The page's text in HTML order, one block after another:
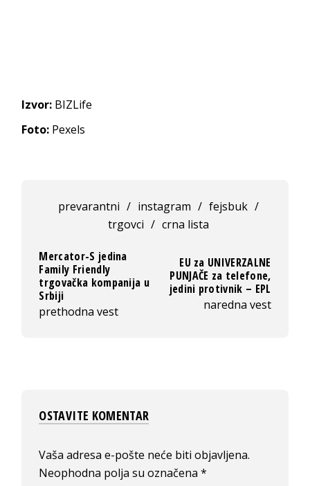
Izvor: BIZLife
Foto: Pexels
prevarantni / instagram / fejsbuk /
trgovci / crna lista
Mercator-S jedina
Family Friendly
trgovačka kompanija u
Srbiji
prethodna vest
EU za UNIVERZALNE
PUNJAČE za telefone,
jedini protivnik – EPL
naredna vest
OSTAVITE KOMENTAR
Vaša adresa e-pošte neće biti objavljena.
Neophodna polja su označena*